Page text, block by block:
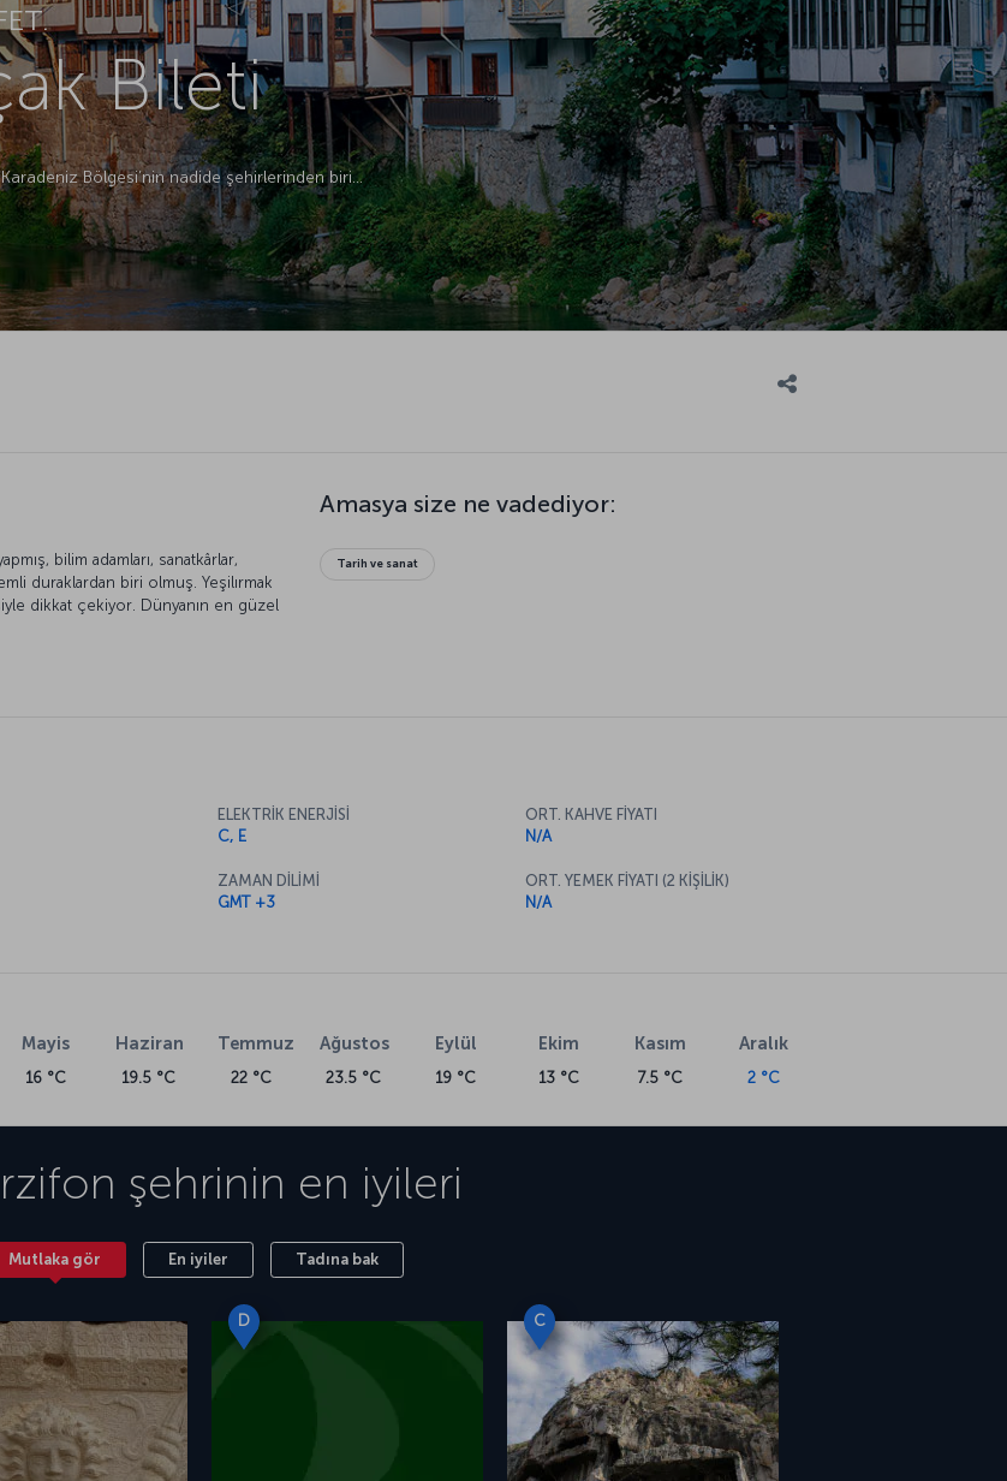
Bileti
Bölgesi’nin nadide şehirlerinden biri…
bilim adamları, sanatkârlar,
duraklardan biri olmuş. Yeşilırmak
dikkat çekiyor. Dünyanın en güzel
daha yakından tanıma fırsatını
Amasya size ne vadediyor:
Tarih ve sanat
ELEKTRİK ENERJİSİ
C, E
ZAMAN DİLİMİ
GMT +3
ORT. KAHVE FİYATI
N/A
ORT. YEMEK FİYATI (2 KİŞİLİK)
N/A
Mayis
16 °C
Haziran
19.5 °C
Temmuz
22 °C
Ağustos
23.5 °C
Eylül
19 °C
Ekim
13 °C
Kasım
7.5 °C
Aralık
2 °C
şehrinin en iyileri
Mutlaka gör En iyiler Tadına bak
D C